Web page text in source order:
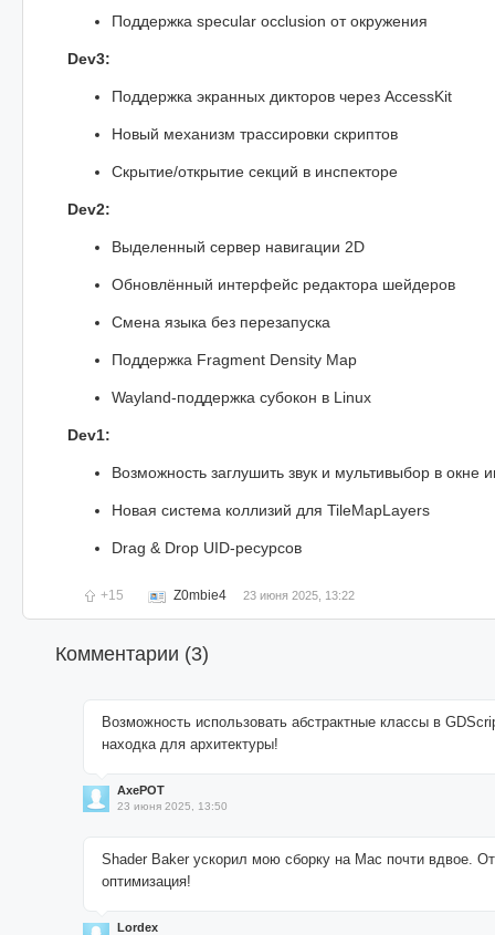
Поддержка specular occlusion от окружения
Dev3:
Поддержка экранных дикторов через AccessKit
Новый механизм трассировки скриптов
Скрытие/открытие секций в инспекторе
Dev2:
Выделенный сервер навигации 2D
Обновлённый интерфейс редактора шейдеров
Смена языка без перезапуска
Поддержка Fragment Density Map
Wayland-поддержка субокон в Linux
Dev1:
Возможность заглушить звук и мультивыбор в окне
Новая система коллизий для TileMapLayers
Drag & Drop UID-ресурсов
+15 Z0mbie4 23 июня 2025, 13:22
Комментарии (3)
Возможность использовать абстрактные классы в
находка для архитектуры!
AxePOT
23 июня 2025, 13:50
Shader Baker ускорил мою сборку на Mac почти вдвое.
оптимизация!
Lordex